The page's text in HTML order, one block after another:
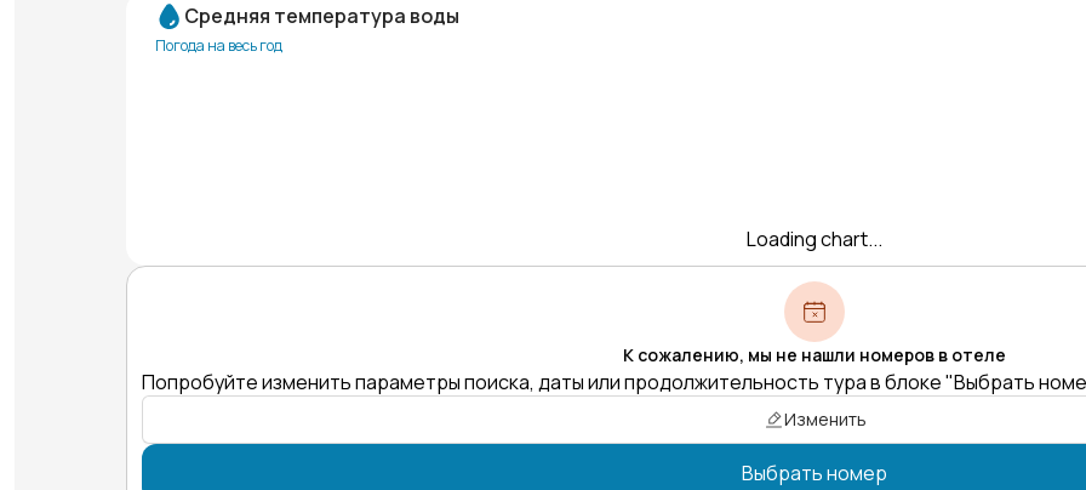
Средняя температура воды
Погода на весь год
Loading chart...
К сожалению, мы не нашли номеров в отеле
Попробуйте изменить параметры поиска, даты или продолжительность тура в блоке "Выбрать
Изменить
Выбрать номер